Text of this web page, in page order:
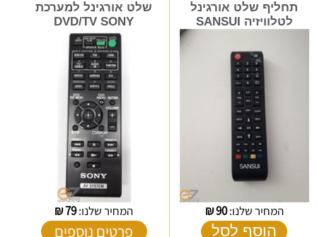
תחליף שלט אורגינל
לטלוויזיה SANSUI
המחיר שלנו:90
₪
הוסף לסל
שלט אורגינל למערכת
DVD/TV SONY
המחיר שלנו:79
₪
פרטים נוספים